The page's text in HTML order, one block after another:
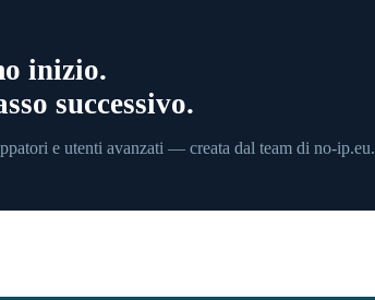
inizio.
successivo.
e utenti avanzati — creata dal team di no-ip.eu.